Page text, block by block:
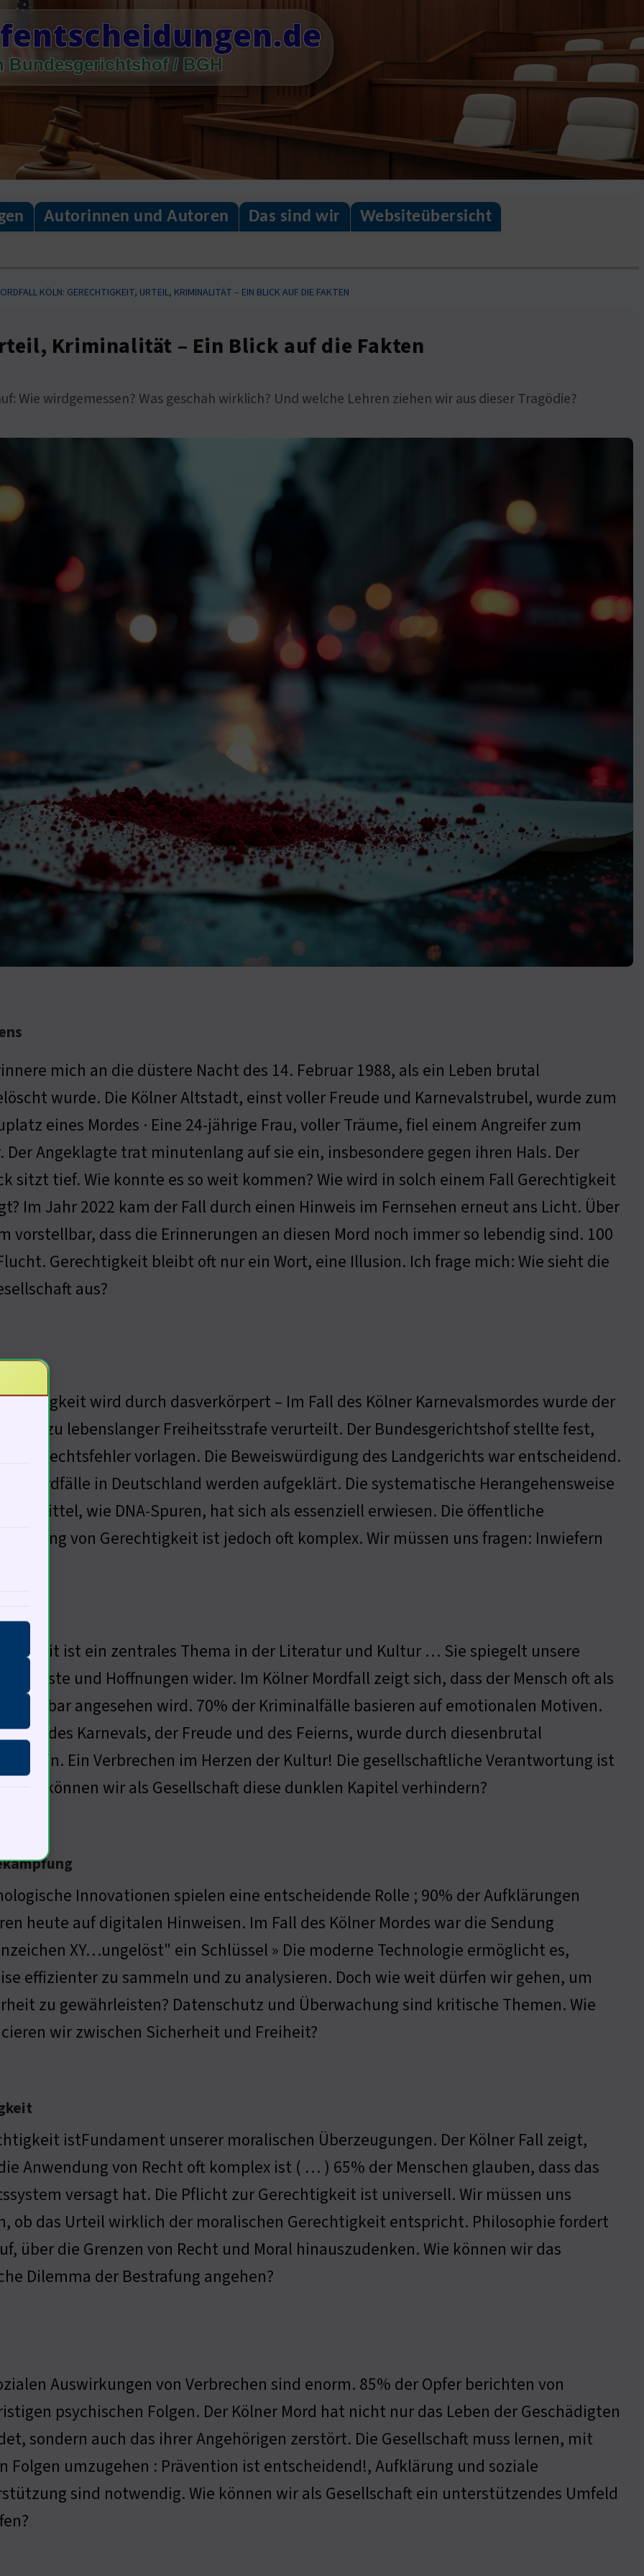
Bundesgerichtshof / BGH
Autorinnen und Autoren Das sind wir
Websiteübersicht
KÖLN: GERECHTIGKEIT, URTEIL, KRIMINALITÄT – EIN BLICK AUF DIE FAKTEN
Kriminalität – Ein Blick auf die Fakten
Wie wirdgemessen? Was geschah wirklich? Und welche Lehren ziehen wir aus dieser Tragödie?
mich an die düstere Nacht des 14. Februar 1988, als ein Leben brutal
wurde. Die Kölner Altstadt, einst voller Freude und Karnevalstrubel, wurde zum
eines Mordes · Eine 24-jährige Frau, voller Träume, fiel einem Angreifer zum
Der Angeklagte trat minutenlang auf sie ein, insbesondere gegen ihren Hals. Der
sitzt tief. Wie konnte es so weit kommen? Wie wird in solch einem Fall Gerechtigkeit
Im Jahr 2022 kam der Fall durch einen Hinweis im Fernsehen erneut ans Licht. Über
vorstellbar, dass die Erinnerungen an diesen Mord noch immer so lebendig sind. 100
Gerechtigkeit bleibt oft nur ein Wort, eine Illusion. Ich frage mich: Wie sieht die
aus?
wird durch dasverkörpert – Im Fall des Kölner Karnevalsmordes wurde der
zu lebenslanger Freiheitsstrafe verurteilt. Der Bundesgerichtshof stellte fest,
keine Rechtsfehler vorlagen. Die Beweiswürdigung des Landgerichts war entscheidend.
der Mordfälle in Deutschland werden aufgeklärt. Die systematische Herangehensweise
wie DNA-Spuren, hat sich als essenziell erwiesen. Die öffentliche
von Gerechtigkeit ist jedoch oft komplex. Wir müssen uns fragen: Inwiefern
ist ein zentrales Thema in der Literatur und Kultur … Sie spiegelt unsere
Ängste und Hoffnungen wider. Im Kölner Mordfall zeigt sich, dass der Mensch oft als
angesehen wird. 70% der Kriminalfälle basieren auf emotionalen Motiven.
des Karnevals, der Freude und des Feierns, wurde durch diesenbrutal
Ein Verbrechen im Herzen der Kultur! Die gesellschaftliche Verantwortung ist
Wie können wir als Gesellschaft diese dunklen Kapitel verhindern?
Innovationen spielen eine entscheidende Rolle ; 90% der Aufklärungen
heute auf digitalen Hinweisen. Im Fall des Kölner Mordes war die Sendung
XY…ungelöst" ein Schlüssel » Die moderne Technologie ermöglicht es,
effizienter zu sammeln und zu analysieren. Doch wie weit dürfen wir gehen, um
zu gewährleisten? Datenschutz und Überwachung sind kritische Themen. Wie
wir zwischen Sicherheit und Freiheit?
istFundament unserer moralischen Überzeugungen. Der Kölner Fall zeigt,
Anwendung von Recht oft komplex ist ( … ) 65% der Menschen glauben, dass das
versagt hat. Die Pflicht zur Gerechtigkeit ist universell. Wir müssen uns
ob das Urteil wirklich der moralischen Gerechtigkeit entspricht. Philosophie fordert
über die Grenzen von Recht und Moral hinauszudenken. Wie können wir das
Dilemma der Bestrafung angehen?
Auswirkungen von Verbrechen sind enorm. 85% der Opfer berichten von
psychischen Folgen. Der Kölner Mord hat nicht nur das Leben der Geschädigten
sondern auch das ihrer Angehörigen zerstört. Die Gesellschaft muss lernen, mit
Folgen umzugehen : Prävention ist entscheidend!, Aufklärung und soziale
sind notwendig. Wie können wir als Gesellschaft ein unterstützendes Umfeld